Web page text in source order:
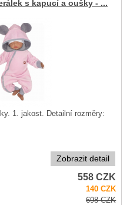
s kapucí a oušky - ...
1. jakost. Detailní rozměry:
Zobrazit detail
558CZK
140CZK
698CZK